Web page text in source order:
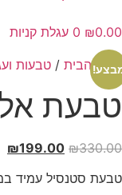
₪0.00
0 עגלת קניות
עמוד הבית / טבעות
טבעת
₪330.00
המחיר
היה:
₪199.00
טבעת סטנסיל עמיד